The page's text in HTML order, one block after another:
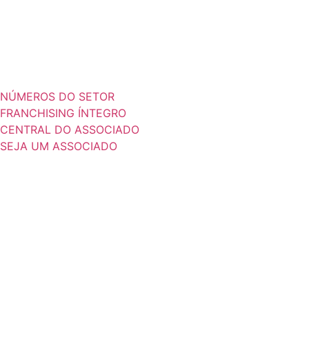
NÚMEROS DO SETOR
FRANCHISING ÍNTEGRO
CENTRAL DO ASSOCIADO
SEJA UM ASSOCIADO